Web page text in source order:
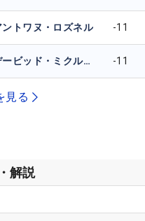
ントワヌ・ロズネル -11
デービッド・ミクルージー -11
見る
解説